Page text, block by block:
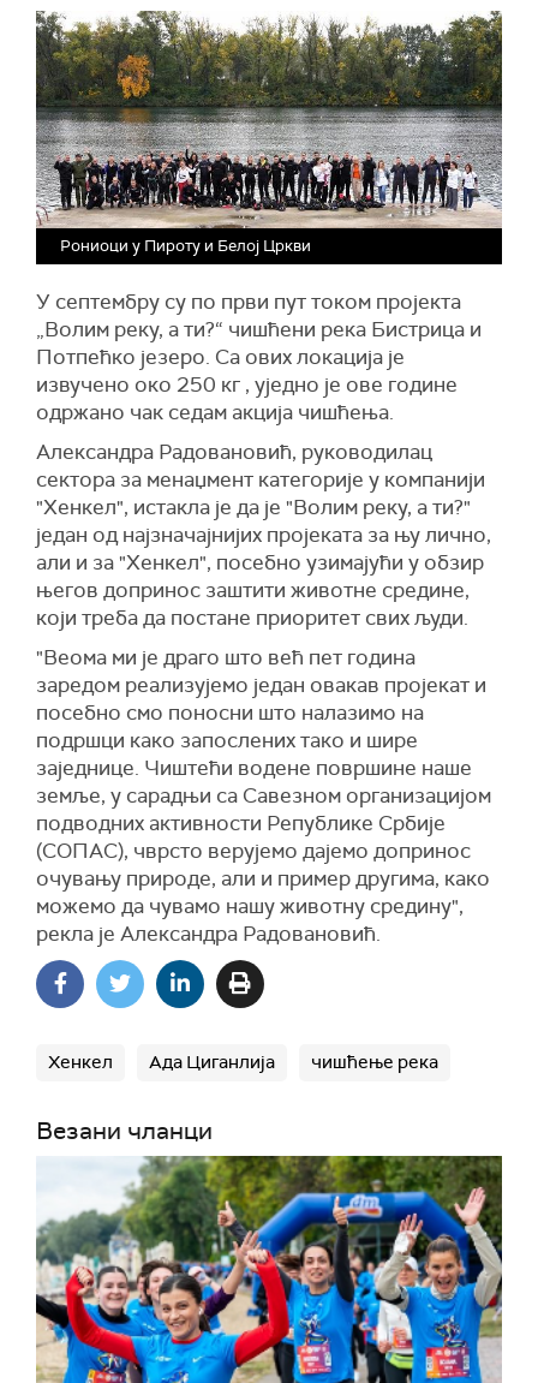
Рониоци у Пироту и Белој Цркви
У септембру су по први пут током пројекта
„Волим реку, а ти?“ чишћени река Бистрица и
Потпећко језеро. Са ових локација је
извучено око 250 кг , уједно је ове године
одржано чак седам акција чишћења.
Александра Радовановић, руководилац
сектора за менаџмент категорије у компанији
"Хенкел", истакла је да је "Волим реку, а ти?"
један од најзначајнијих пројеката за њу лично,
али и за "Хенкел", посебно узимајући у обзир
његов допринос заштити животне средине,
који треба да постане приоритет свих људи.
"Веома ми је драго што већ пет година
заредом реализујемо један овакав пројекат и
посебно смо поносни што налазимо на
подршци како запослених тако и шире
заједнице. Чиштећи водене површине наше
земље, у сарадњи са Савезном организацијом
подводних активности Републике Србије
(СОПАС), чврсто верујемо дајемо допринос
очувању природе, али и пример другима, како
можемо да чувамо нашу животну средину",
рекла је Александра Радовановић.
Хенкел Ада Циганлија чишћење река
Везани чланци